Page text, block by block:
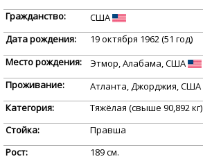
Гражданство:
США
Дата рождения:
19 октября 1962 (51 год)
Место рождения:
Этмор, Алабама, США
Проживание:
Атланта, Джорджия, США
Категория:
Тяжёлая (свыше 90,892 кг)
Стойка:
Правша
Рост:
189 см.